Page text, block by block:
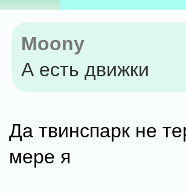
Moony
А есть движки
Да твинспарк не
мере я